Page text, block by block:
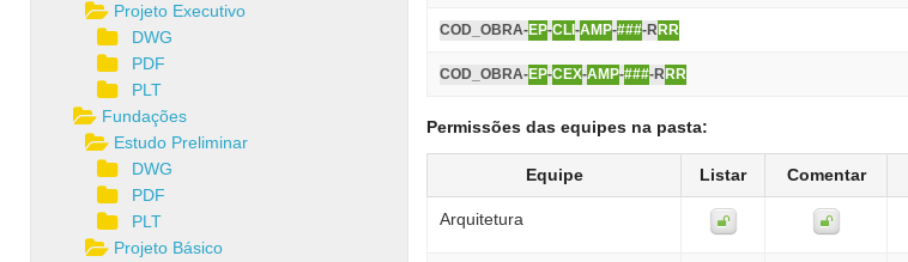
COD_OBRA-EP-CLI -AMP-###-R RR
COD_OBRA-EP-CEX-AMP-###-R RR
Permissões das equipes na pasta:
Equipe Listar Comentar
Arquitetura
Projeto Executivo
DWG
PDF
PLT
Fundações
Estudo Preliminar
DWG
PDF
PLT
Projeto Básico